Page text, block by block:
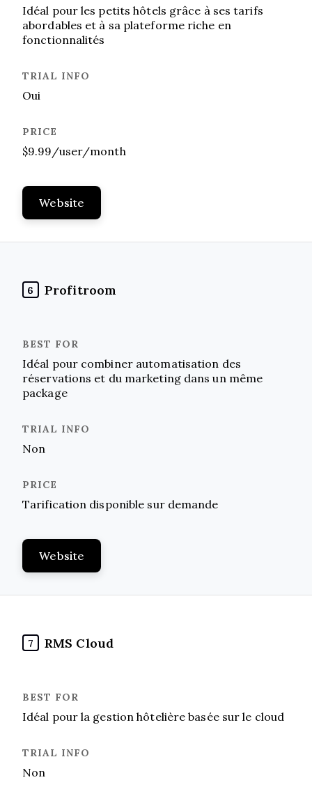
Idéal pour les petits hôtels grâce à ses tarifs
abordables et à sa plateforme riche en
fonctionnalités
Oui
$9.99/user/month
Website
6 Profitroom
Idéal pour combiner automatisation des
réservations et du marketing dans un même
package
Non
Tarification disponible sur demande
Website
7 RMS Cloud
Idéal pour la gestion hôtelière basée sur le cloud
Non